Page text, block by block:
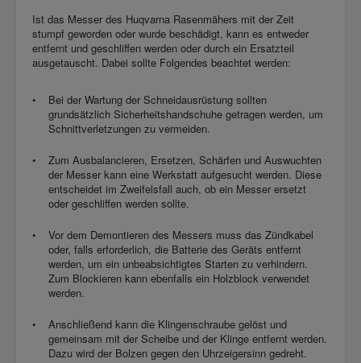
Ist das Messer des Huqvarna Rasenmähers mit der Zeit
stumpf geworden oder wurde beschädigt, kann es entweder
entfernt und geschliffen werden oder durch ein Ersatzteil
ausgetauscht. Dabei sollte Folgendes beachtet werden:
Bei der Wartung der Schneidausrüstung sollten
grundsätzlich Sicherheitshandschuhe getragen werden, um
Schnittverletzungen zu vermeiden.
Zum Ausbalancieren, Ersetzen, Schärfen und Auswuchten
der Messer kann eine Werkstatt aufgesucht werden. Diese
entscheidet im Zweifelsfall auch, ob ein Messer ersetzt
oder geschliffen werden sollte.
Vor dem Demontieren des Messers muss das Zündkabel
oder, falls erforderlich, die Batterie des Geräts entfernt
werden, um ein unbeabsichtigtes Starten zu verhindern.
Zum Blockieren kann ebenfalls ein Holzblock verwendet
werden.
Anschließend kann die Klingenschraube gelöst und
gemeinsam mit der Scheibe und der Klinge entfernt werden.
Dazu wird der Bolzen gegen den Uhrzeigersinn gedreht.